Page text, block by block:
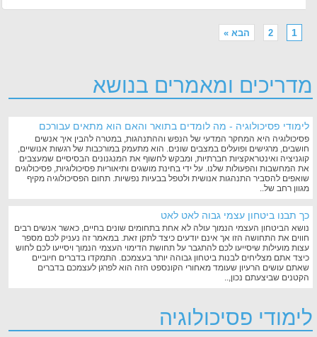
1
2 הבא »
מדריכים ומאמרים בנושא
לימודי פסיכולוגיה - מה לומדים בתואר והאם הוא מתאים עבורכם
פסיכולוגיה היא המחקר המדעי של הנפש וההתנהגות, במטרה להבין איך אנשים
חושבים, מרגישים ופועלים במצבים שונים. הוא מתעמק במורכבות של רגשות אנושיים,
קוגניציה ואינטראקציות חברתיות, ומבקש לחשוף את המנגנונים הבסיסיים שמעצבים
את המחשבות והפעולות שלנו. על ידי בחינת מושגים ותיאוריות פסיכולוגיות, פסיכולוגים
שואפים להסביר התנהגות אנושית ולטפל בבעיות נפשיות. תחום הפסיכולוגיה מקיף
מגוון רחב של..
כך תבנו ביטחון עצמי גבוה לאט לאט
נושא הביטחון העצמי הנמוך עולה לא אחת בתחומים שונים בחיים, כאשר אנשים רבים
חווים את התחושה הזו אך אינם יודעים כיצד לתקן זאת. במאמר זה נעניק לכם מספר
עצות מועילות שיסייעו לכם להתגבר על תחושת הדימוי העצמי הנמוך ויסייעו לכם לחוש
כיצד אתם מצליחים לבנות ביטחון גבוהה יותר בעצמכם. התמקדו בדברים חיוביים
שאתם עושים הרעיון שעומד מאחורי הקונספט הזה הוא לפרגן לעצמכם בדברים
הקטנים שביצעתם נכון,..
לימודי פסיכולוגיה